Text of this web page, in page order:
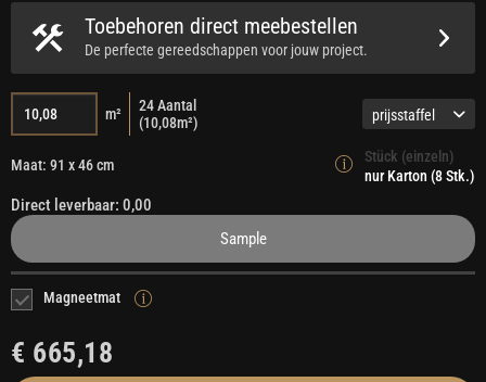
Toebehoren direct meebestellen
De perfecte gereedschappen voor jouw project.
m² 24Aantal
(10,08m²) prijsstaffel
Maat: 91 x 46 cm
Stück (einzeln)
nur Karton (8 Stk.)
Direct leverbaar: 0,00
Sample
Magneetmat
€ 665,18